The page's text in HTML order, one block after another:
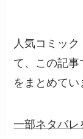
人気コミッ
て、この記事
をまとめてい
一部ネタバレ